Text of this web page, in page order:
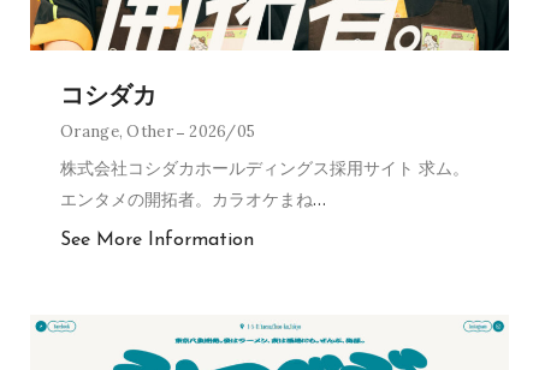
コシダカ
Orange,Other 2026/05
株式会社コシダカホールディングス採用サイト 求ム。
エンタメの開拓者。カラオケまね…
See More Information